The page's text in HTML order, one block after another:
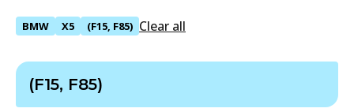
BMW X5 (F15, F85) Clear all
(F15, F85)